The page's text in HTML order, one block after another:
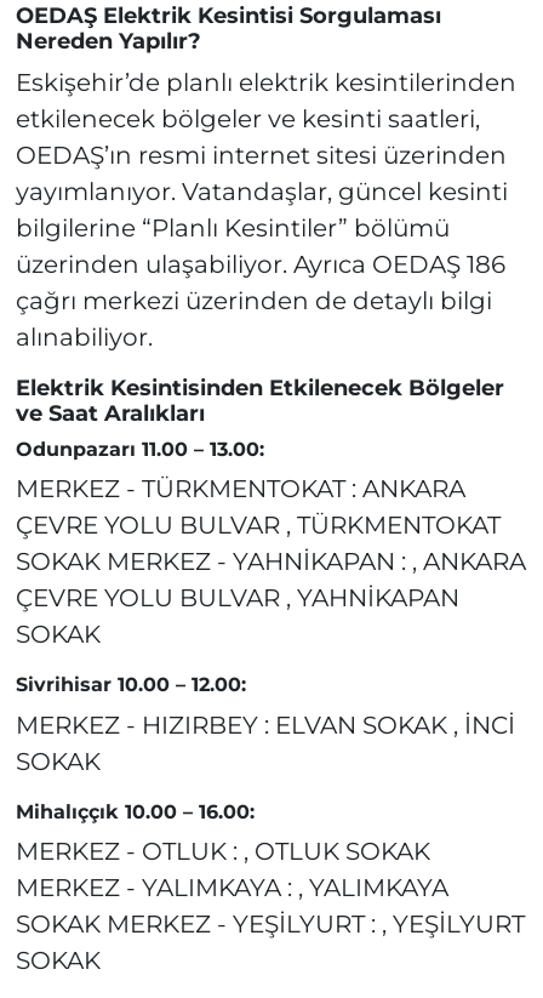
OEDAŞ Elektrik Kesintisi Sorgulaması
Nereden Yapılır?
Eskişehir’de planlı elektrik kesintilerinden
etkilenecek bölgeler ve kesinti saatleri,
OEDAŞ’ın resmi internet sitesi üzerinden
yayımlanıyor. Vatandaşlar, güncel kesinti
bilgilerine “Planlı Kesintiler” bölümü
üzerinden ulaşabiliyor. Ayrıca OEDAŞ 186
çağrı merkezi üzerinden de detaylı bilgi
alınabiliyor.
Elektrik Kesintisinden Etkilenecek Bölgeler
ve Saat Aralıkları
Odunpazarı 11.00 – 13.00:
MERKEZ - TÜRKMENTOKAT : ANKARA
ÇEVRE YOLU BULVAR , TÜRKMENTOKAT
SOKAK MERKEZ - YAHNİKAPAN : , ANKARA
ÇEVRE YOLU BULVAR , YAHNİKAPAN
SOKAK
Sivrihisar 10.00 – 12.00:
MERKEZ - HIZIRBEY : ELVAN SOKAK , İNCİ
SOKAK
Mihalıççık 10.00 – 16.00:
MERKEZ - OTLUK : , OTLUK SOKAK
MERKEZ - YALIMKAYA : , YALIMKAYA
SOKAK MERKEZ - YEŞİLYURT : , YEŞİLYURT
SOKAK